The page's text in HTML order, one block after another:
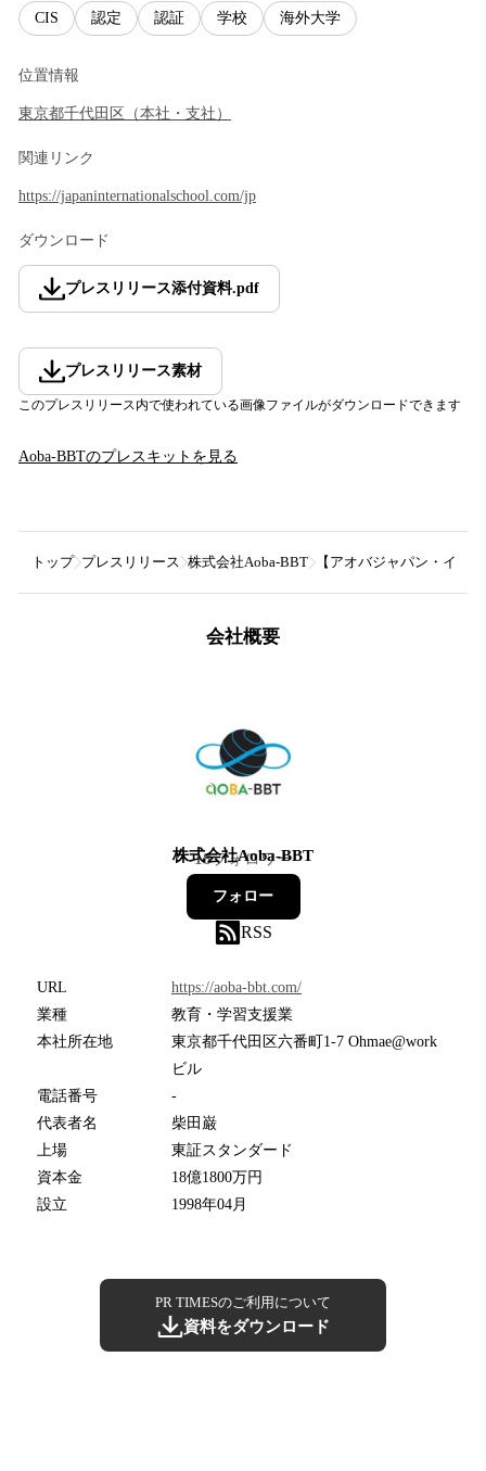
CIS 認定 認証 学校 海外大学
位置情報
東京都千代田区 （本社・支社 ）
関連リンク
https://japaninternationalschool.com/jp
ダウンロード
プレスリリース添付資料.pdf
プレスリリース素材
このプレスリリース内で使われている画像ファイルがダウンロードできます
Aoba-BBTのプレスキットを見る
トップ プレスリリース 株式会社Aoba-BBT 【アオバジャパン・イン
会社概要
株式会社Aoba-BBT
18フォロワー
フォロー
RSS
URL
https://aoba-bbt.com/
業種
教育・学習支援業
本社所在地
東京都千代田区六番町1-7 Ohmae@work
ビル
電話番号
-
代表者名
柴田巌
上場
東証スタンダード
資本金
18億1800万円
設立
1998年04月
PR TIMESのご利用について
資料をダウンロード